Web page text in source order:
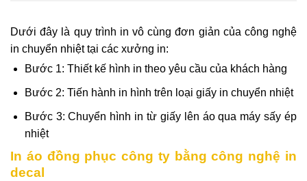
Dưới đây là quy trình in vô cùng đơn giản của công nghệ
in chuyển nhiệt tại các xưởng in:
Bước 1: Thiết kế hình in theo yêu cầu của khách hàng
Bước 2: Tiến hành in hình trên loại giấy in chuyển nhiệt
Bước 3: Chuyển hình in từ giấy lên áo qua máy sấy ép
nhiệt
In áo đồng phục công ty bằng công nghệ in
decal